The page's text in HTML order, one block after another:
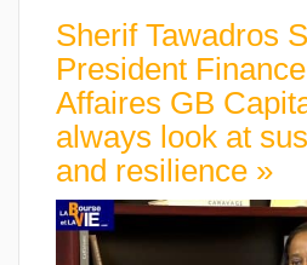
Sherif Tawadros
President
Affaires GB
always look at
and resilience »